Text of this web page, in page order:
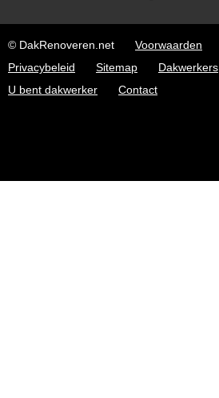
© DakRenoveren.net Voorwaarden
Privacybeleid
Sitemap Dakwerkers
U bent dakwerker
Contact